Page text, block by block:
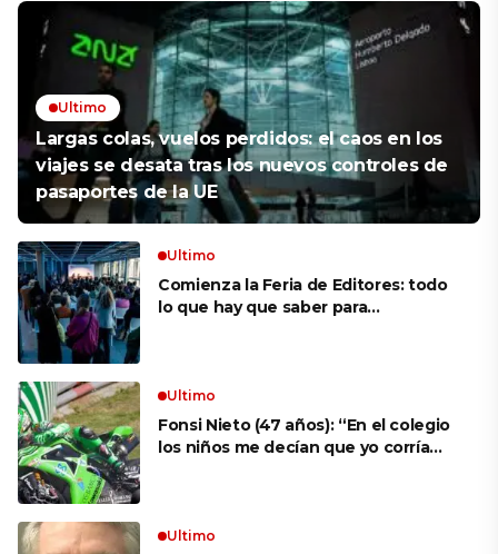
Ultimo
Largas colas, vuelos perdidos: el caos en los
viajes se desata tras los nuevos controles de
pasaportes de la UE
Ultimo
Comienza la Feria de Editores: todo
lo que hay que saber para
Ultimo
Fonsi Nieto (47 años): “En el colegio
los niños me decían que yo corría
Ultimo